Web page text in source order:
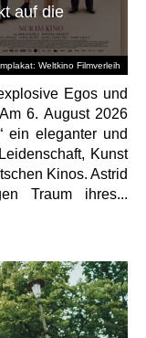
Weltkino Filmverleih
auf die
Egos und
6. August 2026
ein eleganter und
Kunst
Kinos. Astrid
Traum ihres...